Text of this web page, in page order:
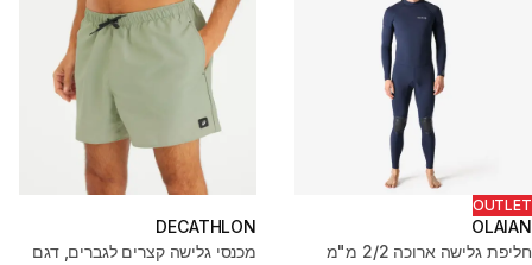
OUTLET
OLAIAN
חליפת גלישה ארוכה 2/2 מ"מ
DECATHLON
מכנסי גלישה קצרים לגברים, דגם